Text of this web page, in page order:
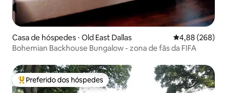
Casa de hóspedes ⋅ Old East Dallas 4,88 de uma
4,88 (268)
Bohemian Backhouse Bungalow - zona de fãs da FIFA
Entre os melhores preferidos dos hóspedes
Preferido dos hóspedes